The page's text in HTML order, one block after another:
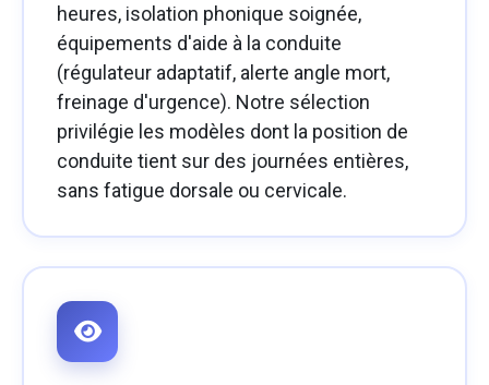
heures, isolation phonique soignée,
équipements d'aide à la conduite
(régulateur adaptatif, alerte angle mort,
freinage d'urgence). Notre sélection
privilégie les modèles dont la position de
conduite tient sur des journées entières,
sans fatigue dorsale ou cervicale.